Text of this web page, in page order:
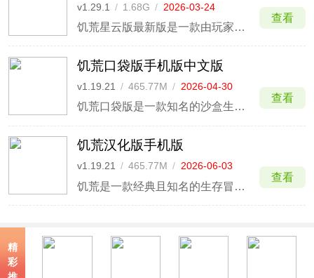
v1.29.1 / 1.68G / 2026-03-24
饥荒星云版最新版是一款由玩家自制的全新饥荒版本，游戏以最新饥荒为基础，内置57个mod可以开启，有精灵公主、千年狐、蜂女王等等人物，你需要操控角色不断的寻找可以利用的资源，面对敌人的攻击，灵活的应对，建造一切可以抵御的物品，为玩家提供了更有趣的生存体验。
查看
饥荒口袋版手机版中文版
v1.19.21 / 465.77M / 2026-04-30
饥荒口袋版是一款知名的沙盒生存冒险游戏。饥荒口袋版与电脑原版饥荒的玩法基本没有太大区别，不过口袋版在乞讨方面有着与众不同的独特玩法，并且游戏的最终目的就是活下去活的天数越长最后的分数就越高，同时在饥荒口袋版中玩家们可以感受一年四季的真实变化，沉浸式体验游戏的乐趣，享受着探索
查看
饥荒汉化版手机版
v1.19.21 / 465.77M / 2026-06-03
饥荒是一款经典且知名的生存冒险游戏，主要讲述的是关于一名科学家威尔逊被恶魔传送到了异世界荒野，并且在游戏中玩家们必需用本人的聪慧以及利用异世界中的自然资源让自己存活下去并在残酷的野外环境中求生。
查看
精
彩